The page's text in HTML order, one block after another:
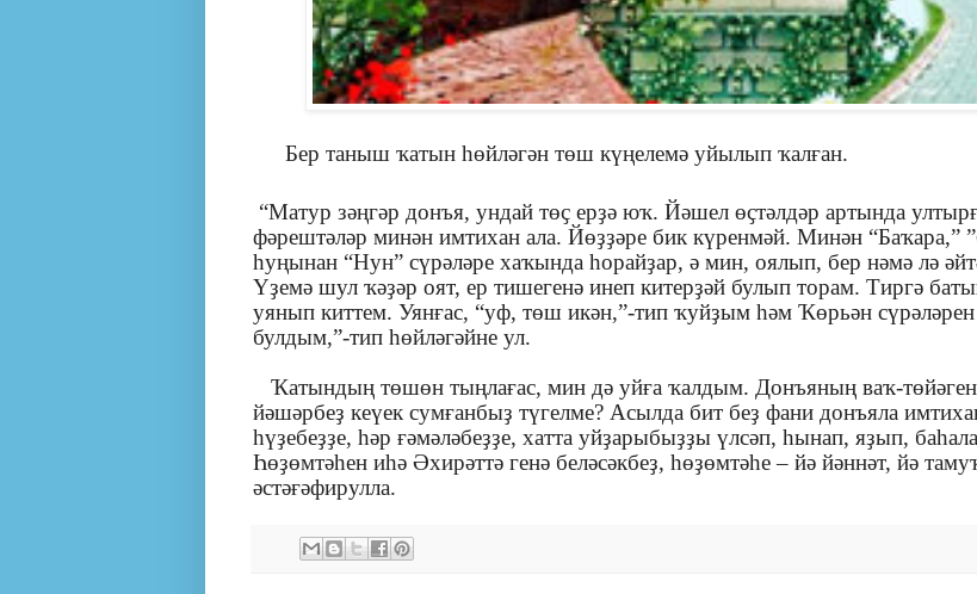
Бер таныш ҡатын һөйләгән төш күңелемә уйылып ҡалған.
“Матур зәңгәр донъя, ундай төҫ ерҙә юҡ. Йәшел өҫтәлдәр артында
фәрештәләр минән имтихан ала. Йөҙҙәре бик күренмәй. Минән “Баҡара,”
һуңынан “Нун” сүрәләре хаҡында һорайҙар, ә мин, оялып, бер нәмә лә
Үҙемә шул ҡәҙәр оят, ер тишегенә инеп китерҙәй булып торам. Тиргә
уянып киттем. Уянғас, “уф, төш икән,”-тип ҡуйҙым һәм Ҡөрьән сүрәләрен
булдым,”-тип һөйләгәйне ул.
Ҡатындың төшөн тыңлағас, мин дә уйға ҡалдым. Донъяның ваҡ-
йәшәрбеҙ кеүек сумғанбыҙ түгелме? Асылда бит беҙ фани донъяла
һүҙебеҙҙе, һәр ғәмәләбеҙҙе, хатта уйҙарыбыҙҙы үлсәп, һынап, яҙып,
Һөҙөмтәһен иһә Әхирәттә генә беләсәкбеҙ, һөҙөмтәһе – йә йәннәт, йә
әстәғәфирулла.